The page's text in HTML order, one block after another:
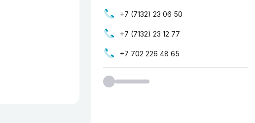
+7 (7132) 23 06 50
+7 (7132) 23 12 77
+7 702 226 48 65